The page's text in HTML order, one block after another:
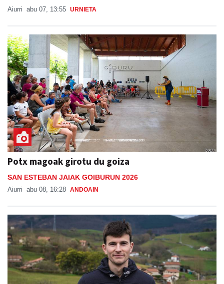
Aiurri abu 07, 13:55 URNIETA
Potx magoak girotu du goiza
SAN ESTEBAN JAIAK GOIBURUN 2026
Aiurri abu 08, 16:28 ANDOAIN